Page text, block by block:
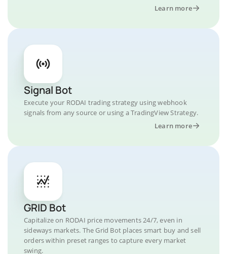
Learn more
Signal Bot
Execute your RODAI trading strategy using webhook
signals from any source or using a TradingView Strategy.
Learn more
GRID Bot
Capitalize on RODAI price movements 24/7, even in
sideways markets. The Grid Bot places smart buy and sell
orders within preset ranges to capture every market
swing.